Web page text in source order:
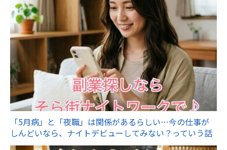
「5月病」と「夜職」は関係があるらしい…今の仕事が
しんどいなら、ナイトデビューしてみない？っていう話